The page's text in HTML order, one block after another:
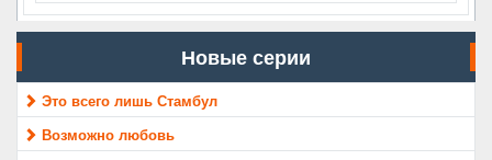
Новые серии
Это всего лишь Стамбул
Возможно любовь